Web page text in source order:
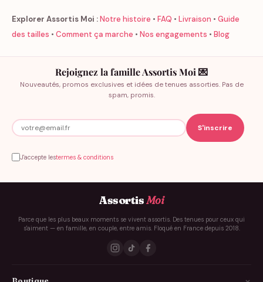
Explorer Assortis Moi :Notre histoire • FAQ • Livraison • Guide
des tailles • Comment ça marche • Nos engagements • Blog
Rejoignez la famille Assortis Moi 💌
Nouveautés, promos exclusives et idées de tenues assorties. Pas de
spam, promis.
J'accepte lestermes & conditions
AssortisMoi
Parce que les plus beaux moments se vivent assortis. Des tenues pour ceux qui
s'aiment — en famille, en couple, entre amis. Floqué en France depuis 2018.